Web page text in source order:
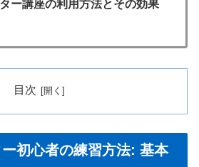
ー講座の利用方法とその効果
目次
初心者の練習方法: 基本